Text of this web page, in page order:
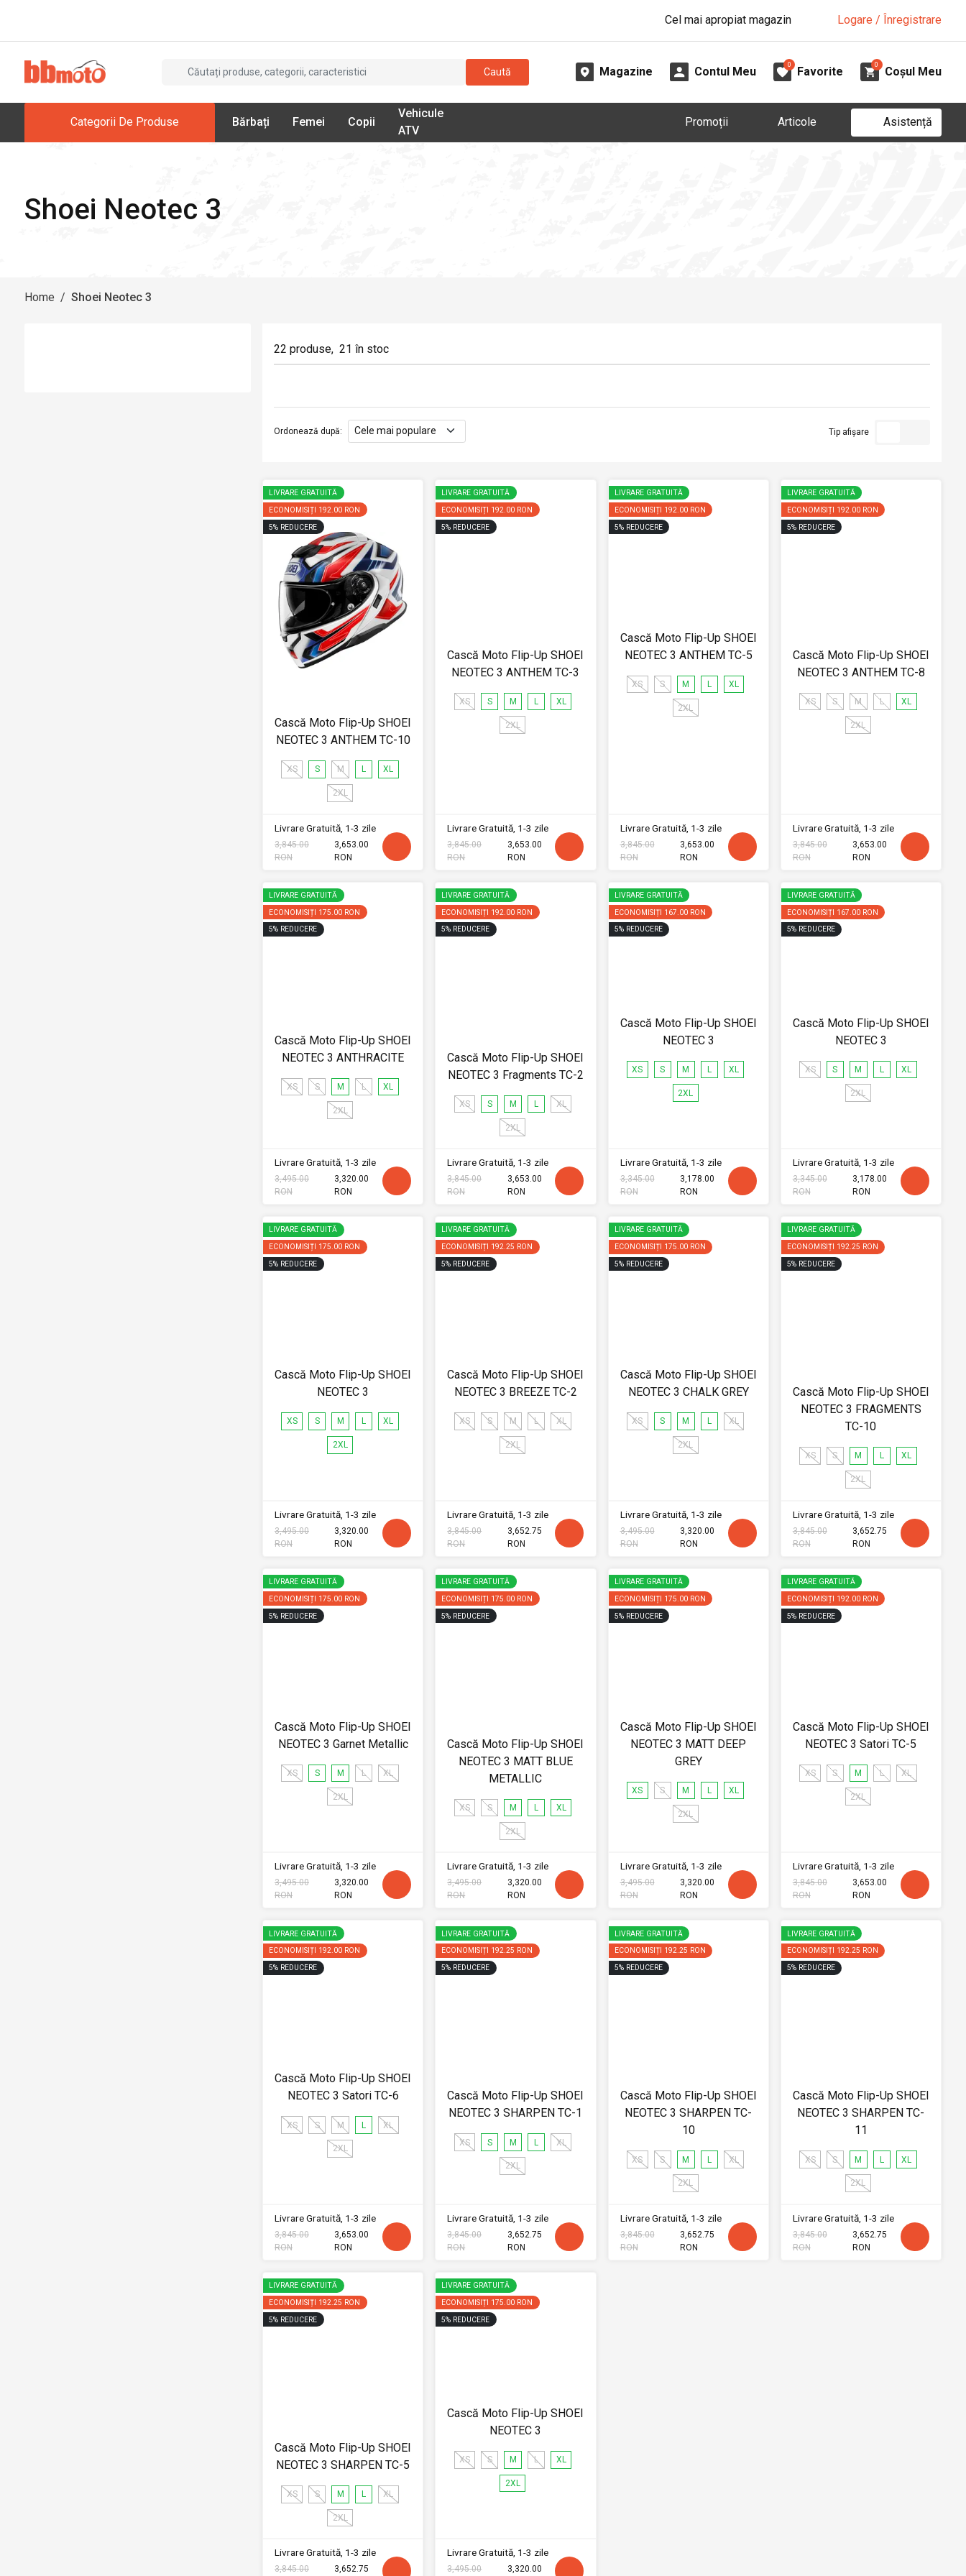
Cel mai apropiat magazin Logare / Înregistrare
Caută Magazine Contul Meu
0
Favorite
0
Coșul Meu
Categorii De Produse Bărbați Femei Copii
Vehicule
ATV
Promoții Articole Asistență
Shoei Neotec 3
Home / Shoei Neotec 3
22 produse, 21 în stoc
Ordonează după: Tip afișare
LIVRARE GRATUITĂ
ECONOMISIȚI 192.00 RON
5% REDUCERE
Cască Moto Flip-Up SHOEI
NEOTEC 3 ANTHEM TC-10
XS S M L XL
2XL
Livrare Gratuită, 1-3 zile
3,845.00
RON
3,653.00
RON
LIVRARE GRATUITĂ
ECONOMISIȚI 192.00 RON
5% REDUCERE
Cască Moto Flip-Up SHOEI
NEOTEC 3 ANTHEM TC-3
XS S M L XL
2XL
Livrare Gratuită, 1-3 zile
3,845.00
RON
3,653.00
RON
LIVRARE GRATUITĂ
ECONOMISIȚI 192.00 RON
5% REDUCERE
Cască Moto Flip-Up SHOEI
NEOTEC 3 ANTHEM TC-5
XS S M L XL
2XL
Livrare Gratuită, 1-3 zile
3,845.00
RON
3,653.00
RON
LIVRARE GRATUITĂ
ECONOMISIȚI 192.00 RON
5% REDUCERE
Cască Moto Flip-Up SHOEI
NEOTEC 3 ANTHEM TC-8
XS S M L XL
2XL
Livrare Gratuită, 1-3 zile
3,845.00
RON
3,653.00
RON
LIVRARE GRATUITĂ
ECONOMISIȚI 175.00 RON
5% REDUCERE
Cască Moto Flip-Up SHOEI
NEOTEC 3 ANTHRACITE
XS S M L XL
2XL
Livrare Gratuită, 1-3 zile
3,495.00
RON
3,320.00
RON
LIVRARE GRATUITĂ
ECONOMISIȚI 192.00 RON
5% REDUCERE
Cască Moto Flip-Up SHOEI
NEOTEC 3 Fragments TC-2
XS S M L XL
2XL
Livrare Gratuită, 1-3 zile
3,845.00
RON
3,653.00
RON
LIVRARE GRATUITĂ
ECONOMISIȚI 167.00 RON
5% REDUCERE
Cască Moto Flip-Up SHOEI
NEOTEC 3
XS S M L XL
2XL
Livrare Gratuită, 1-3 zile
3,345.00
RON
3,178.00
RON
LIVRARE GRATUITĂ
ECONOMISIȚI 167.00 RON
5% REDUCERE
Cască Moto Flip-Up SHOEI
NEOTEC 3
XS S M L XL
2XL
Livrare Gratuită, 1-3 zile
3,345.00
RON
3,178.00
RON
LIVRARE GRATUITĂ
ECONOMISIȚI 175.00 RON
5% REDUCERE
Cască Moto Flip-Up SHOEI
NEOTEC 3
XS S M L XL
2XL
Livrare Gratuită, 1-3 zile
3,495.00
RON
3,320.00
RON
LIVRARE GRATUITĂ
ECONOMISIȚI 192.25 RON
5% REDUCERE
Cască Moto Flip-Up SHOEI
NEOTEC 3 BREEZE TC-2
XS S M L XL
2XL
Livrare Gratuită, 1-3 zile
3,845.00
RON
3,652.75
RON
LIVRARE GRATUITĂ
ECONOMISIȚI 175.00 RON
5% REDUCERE
Cască Moto Flip-Up SHOEI
NEOTEC 3 CHALK GREY
XS S M L XL
2XL
Livrare Gratuită, 1-3 zile
3,495.00
RON
3,320.00
RON
LIVRARE GRATUITĂ
ECONOMISIȚI 192.25 RON
5% REDUCERE
Cască Moto Flip-Up SHOEI
NEOTEC 3 FRAGMENTS
TC-10
XS S M L XL
2XL
Livrare Gratuită, 1-3 zile
3,845.00
RON
3,652.75
RON
LIVRARE GRATUITĂ
ECONOMISIȚI 175.00 RON
5% REDUCERE
Cască Moto Flip-Up SHOEI
NEOTEC 3 Garnet Metallic
XS S M L XL
2XL
Livrare Gratuită, 1-3 zile
3,495.00
RON
3,320.00
RON
LIVRARE GRATUITĂ
ECONOMISIȚI 175.00 RON
5% REDUCERE
Cască Moto Flip-Up SHOEI
NEOTEC 3 MATT BLUE
METALLIC
XS S M L XL
2XL
Livrare Gratuită, 1-3 zile
3,495.00
RON
3,320.00
RON
LIVRARE GRATUITĂ
ECONOMISIȚI 175.00 RON
5% REDUCERE
Cască Moto Flip-Up SHOEI
NEOTEC 3 MATT DEEP
GREY
XS S M L XL
2XL
Livrare Gratuită, 1-3 zile
3,495.00
RON
3,320.00
RON
LIVRARE GRATUITĂ
ECONOMISIȚI 192.00 RON
5% REDUCERE
Cască Moto Flip-Up SHOEI
NEOTEC 3 Satori TC-5
XS S M L XL
2XL
Livrare Gratuită, 1-3 zile
3,845.00
RON
3,653.00
RON
LIVRARE GRATUITĂ
ECONOMISIȚI 192.00 RON
5% REDUCERE
Cască Moto Flip-Up SHOEI
NEOTEC 3 Satori TC-6
XS S M L XL
2XL
Livrare Gratuită, 1-3 zile
3,845.00
RON
3,653.00
RON
LIVRARE GRATUITĂ
ECONOMISIȚI 192.25 RON
5% REDUCERE
Cască Moto Flip-Up SHOEI
NEOTEC 3 SHARPEN TC-1
XS S M L XL
2XL
Livrare Gratuită, 1-3 zile
3,845.00
RON
3,652.75
RON
LIVRARE GRATUITĂ
ECONOMISIȚI 192.25 RON
5% REDUCERE
Cască Moto Flip-Up SHOEI
NEOTEC 3 SHARPEN TC-
10
XS S M L XL
2XL
Livrare Gratuită, 1-3 zile
3,845.00
RON
3,652.75
RON
LIVRARE GRATUITĂ
ECONOMISIȚI 192.25 RON
5% REDUCERE
Cască Moto Flip-Up SHOEI
NEOTEC 3 SHARPEN TC-
11
XS S M L XL
2XL
Livrare Gratuită, 1-3 zile
3,845.00
RON
3,652.75
RON
LIVRARE GRATUITĂ
ECONOMISIȚI 192.25 RON
5% REDUCERE
Cască Moto Flip-Up SHOEI
NEOTEC 3 SHARPEN TC-5
XS S M L XL
2XL
Livrare Gratuită, 1-3 zile
3,845.00 3,652.75
LIVRARE GRATUITĂ
ECONOMISIȚI 175.00 RON
5% REDUCERE
Cască Moto Flip-Up SHOEI
NEOTEC 3
XS S M L XL
2XL
Livrare Gratuită, 1-3 zile
3,495.00 3,320.00